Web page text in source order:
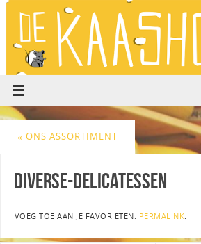
« ONS ASSORTIMENT
Diverse-delicatessen
VOEG TOE AAN JE FAVORIETEN: PERMALINK.